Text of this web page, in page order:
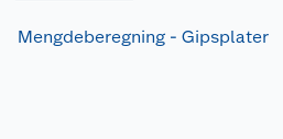
Mengdeberegning - Gipsplater